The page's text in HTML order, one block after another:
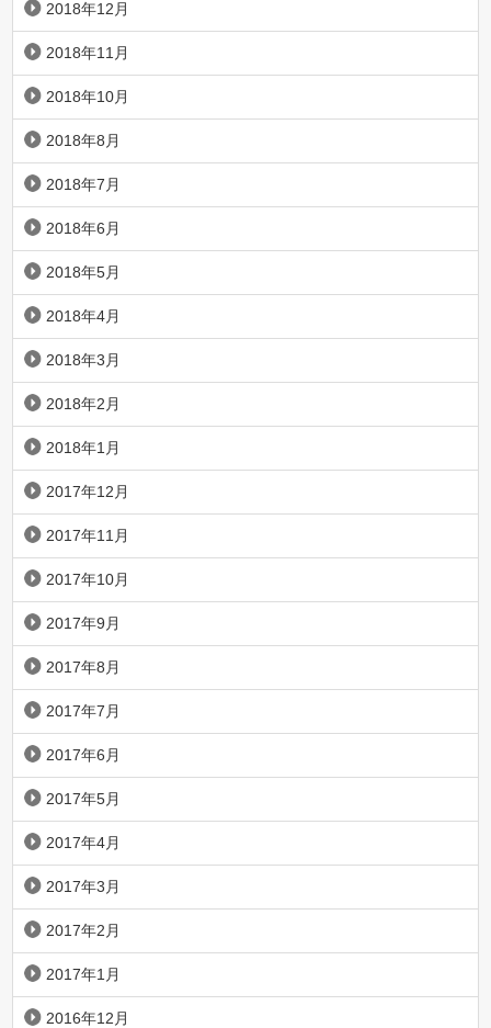
2018年12月
2018年11月
2018年10月
2018年8月
2018年7月
2018年6月
2018年5月
2018年4月
2018年3月
2018年2月
2018年1月
2017年12月
2017年11月
2017年10月
2017年9月
2017年8月
2017年7月
2017年6月
2017年5月
2017年4月
2017年3月
2017年2月
2017年1月
2016年12月